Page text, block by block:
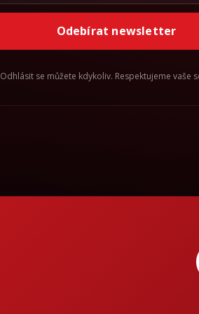
Odebírat newsletter
Odhlásit se můžete kdykoliv. Respektujeme vaše